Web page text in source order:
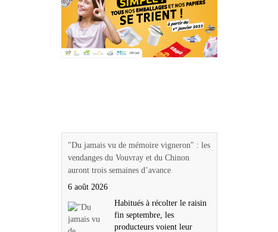
"Du jamais vu de mémoire vigneron" : les
vendanges du Vouvray et du Chinon
auront trois semaines d’avance
6 août 2026
Habitués à récolter le raisin
fin septembre, les
producteurs voient leur